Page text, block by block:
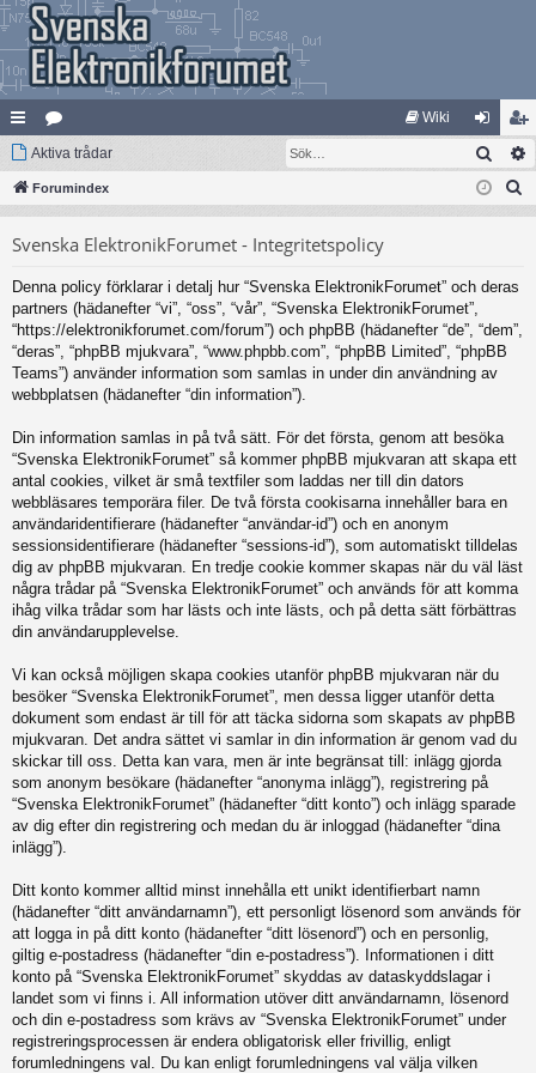
na
bb
ar
at
eg
Wiki
og
ga
li
m
m
Aktiva trådar Sök
Forumindex
Svenska ElektronikForumet - Integritetspolicy
Denna policy förklarar i detalj hur “Svenska ElektronikForumet” och deras
partners (hädanefter “vi”, “oss”, “vår”, “Svenska ElektronikForumet”,
“https://elektronikforumet.com/forum”) och phpBB (hädanefter “de”, “dem”,
“deras”, “phpBB mjukvara”, “www.phpbb.com”, “phpBB Limited”, “phpBB
Teams”) använder information som samlas in under din användning av
webbplatsen (hädanefter “din information”).
Din information samlas in på två sätt. För det första, genom att besöka
“Svenska ElektronikForumet” så kommer phpBB mjukvaran att skapa ett
antal cookies, vilket är små textfiler som laddas ner till din dators
webbläsares temporära filer. De två första cookisarna innehåller bara en
användaridentifierare (hädanefter “användar-id”) och en anonym
sessionsidentifierare (hädanefter “sessions-id”), som automatiskt tilldelas
dig av phpBB mjukvaran. En tredje cookie kommer skapas när du väl läst
några trådar på “Svenska ElektronikForumet” och används för att komma
ihåg vilka trådar som har lästs och inte lästs, och på detta sätt förbättras
din användarupplevelse.
Vi kan också möjligen skapa cookies utanför phpBB mjukvaran när du
besöker “Svenska ElektronikForumet”, men dessa ligger utanför detta
dokument som endast är till för att täcka sidorna som skapats av phpBB
mjukvaran. Det andra sättet vi samlar in din information är genom vad du
skickar till oss. Detta kan vara, men är inte begränsat till: inlägg gjorda
som anonym besökare (hädanefter “anonyma inlägg”), registrering på
“Svenska ElektronikForumet” (hädanefter “ditt konto”) och inlägg sparade
av dig efter din registrering och medan du är inloggad (hädanefter “dina
inlägg”).
Ditt konto kommer alltid minst innehålla ett unikt identifierbart namn
(hädanefter “ditt användarnamn”), ett personligt lösenord som används för
att logga in på ditt konto (hädanefter “ditt lösenord”) och en personlig,
giltig e-postadress (hädanefter “din e-postadress”). Informationen i ditt
konto på “Svenska ElektronikForumet” skyddas av dataskyddslagar i
landet som vi finns i. All information utöver ditt användarnamn, lösenord
och din e-postadress som krävs av “Svenska ElektronikForumet” under
registreringsprocessen är endera obligatorisk eller frivillig, enligt
forumledningens val. Du kan enligt forumledningens val välja vilken